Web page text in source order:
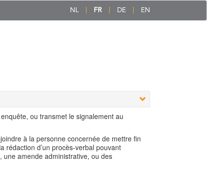
NL FR DE EN
ou transmet le signalement au
à la personne concernée de mettre fin
rédaction d’un procès-verbal pouvant
une amende administrative, ou des